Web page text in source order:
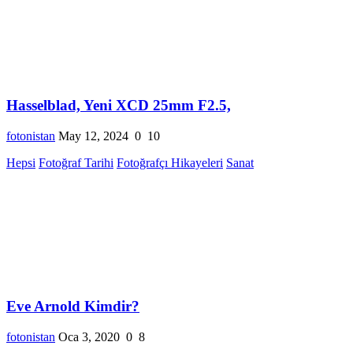
Hasselblad, Yeni XCD 25mm F2.5,
fotonistan May 12, 2024 0 10
Hepsi Fotoğraf Tarihi Fotoğrafçı Hikayeleri Sanat
Eve Arnold Kimdir?
fotonistan Oca 3, 2020 0 8